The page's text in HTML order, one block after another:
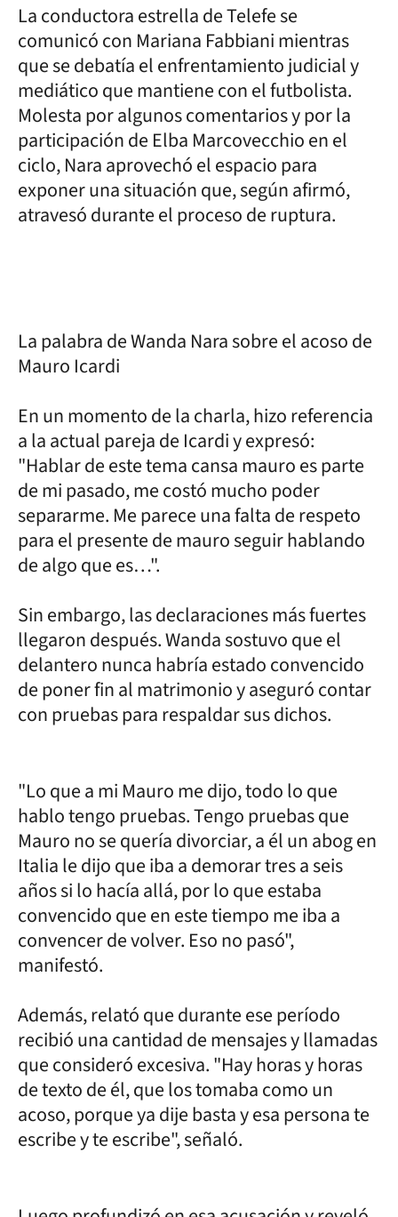
La conductora estrella de Telefe se
comunicó con Mariana Fabbiani mientras
que se debatía el enfrentamiento judicial y
mediático que mantiene con el futbolista.
Molesta por algunos comentarios y por la
participación de Elba Marcovecchio en el
ciclo, Nara aprovechó el espacio para
exponer una situación que, según afirmó,
atravesó durante el proceso de ruptura.
La palabra de Wanda Nara sobre el acoso de
Mauro Icardi
En un momento de la charla, hizo referencia
a la actual pareja de Icardi y expresó:
"Hablar de este tema cansa mauro es parte
de mi pasado, me costó mucho poder
separarme. Me parece una falta de respeto
para el presente de mauro seguir hablando
de algo que es…".
Sin embargo, las declaraciones más fuertes
llegaron después. Wanda sostuvo que el
delantero nunca habría estado convencido
de poner fin al matrimonio y aseguró contar
con pruebas para respaldar sus dichos.
"Lo que a mi Mauro me dijo, todo lo que
hablo tengo pruebas. Tengo pruebas que
Mauro no se quería divorciar, a él un abog en
Italia le dijo que iba a demorar tres a seis
años si lo hacía allá, por lo que estaba
convencido que en este tiempo me iba a
convencer de volver. Eso no pasó",
manifestó.
Además, relató que durante ese período
recibió una cantidad de mensajes y llamadas
que consideró excesiva. "Hay horas y horas
de texto de él, que los tomaba como un
acoso, porque ya dije basta y esa persona te
escribe y te escribe", señaló.